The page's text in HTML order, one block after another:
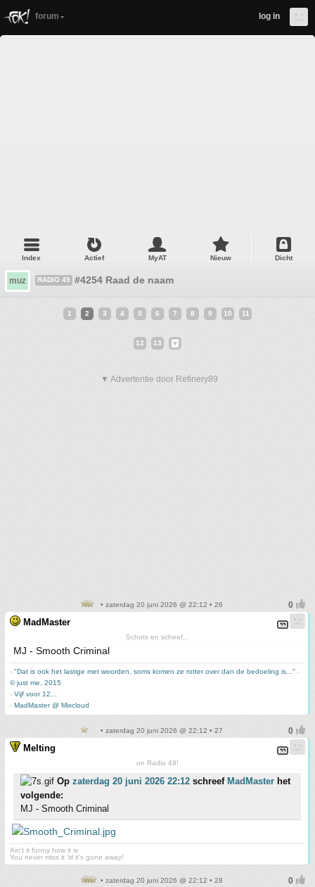
forum log in
Index Actief MyAT Nieuw Dicht
muz RADIO 49 #4254 Raad de naam
1 2 3 4 5 6 7 8 9 10 11
12 13
▼ Advertentie door Refinery89
• zaterdag 20 juni 2026 @ 22:12 • 26
MadMaster
Schots en scheef...
MJ - Smooth Criminal
- "Dat is ook het lastige met woorden, soms komen ze rotter over dan de bedoeling is..." -
© just me, 2015
- Vijf voor 12...
- MadMaster @ Mixcloud
• zaterdag 20 juni 2026 @ 22:12 • 27
Melting
on Radio 49!
Op zaterdag 20 juni 2026 22:12 schreef MadMaster het
volgende:
MJ - Smooth Criminal
Ain't it funny how it is
You never miss it 'til it's gone away!
• zaterdag 20 juni 2026 @ 22:12 • 28